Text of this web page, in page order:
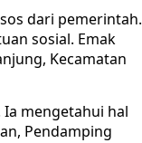
dari pemerintah.
sosial. Emak
Kecamatan
Ia mengetahui hal
Pendamping